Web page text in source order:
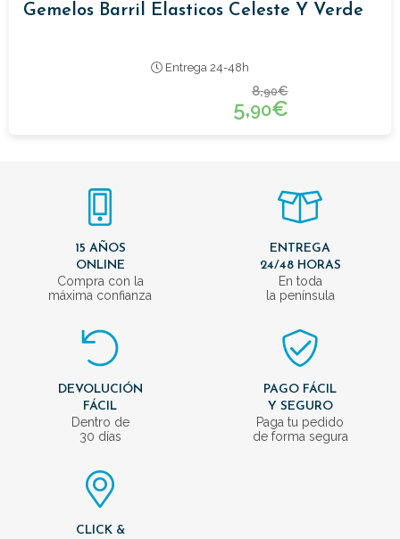
Gemelos Barril Elasticos Celeste Y Verde
Entrega 24-48h
8,90€
5,90€
15 AÑOS
ONLINE
Compra con la
máxima confianza
ENTREGA
24/48 HORAS
En toda
la península
DEVOLUCIÓN
FÁCIL
Dentro de
30 días
PAGO FÁCIL
Y SEGURO
Paga tu pedido
de forma segura
CLICK &